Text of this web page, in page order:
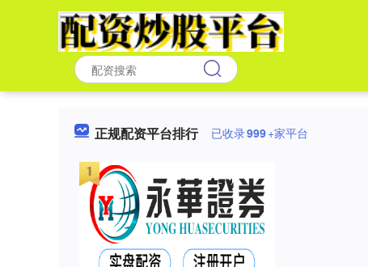
正规配资平台排行 已收录999+家平台